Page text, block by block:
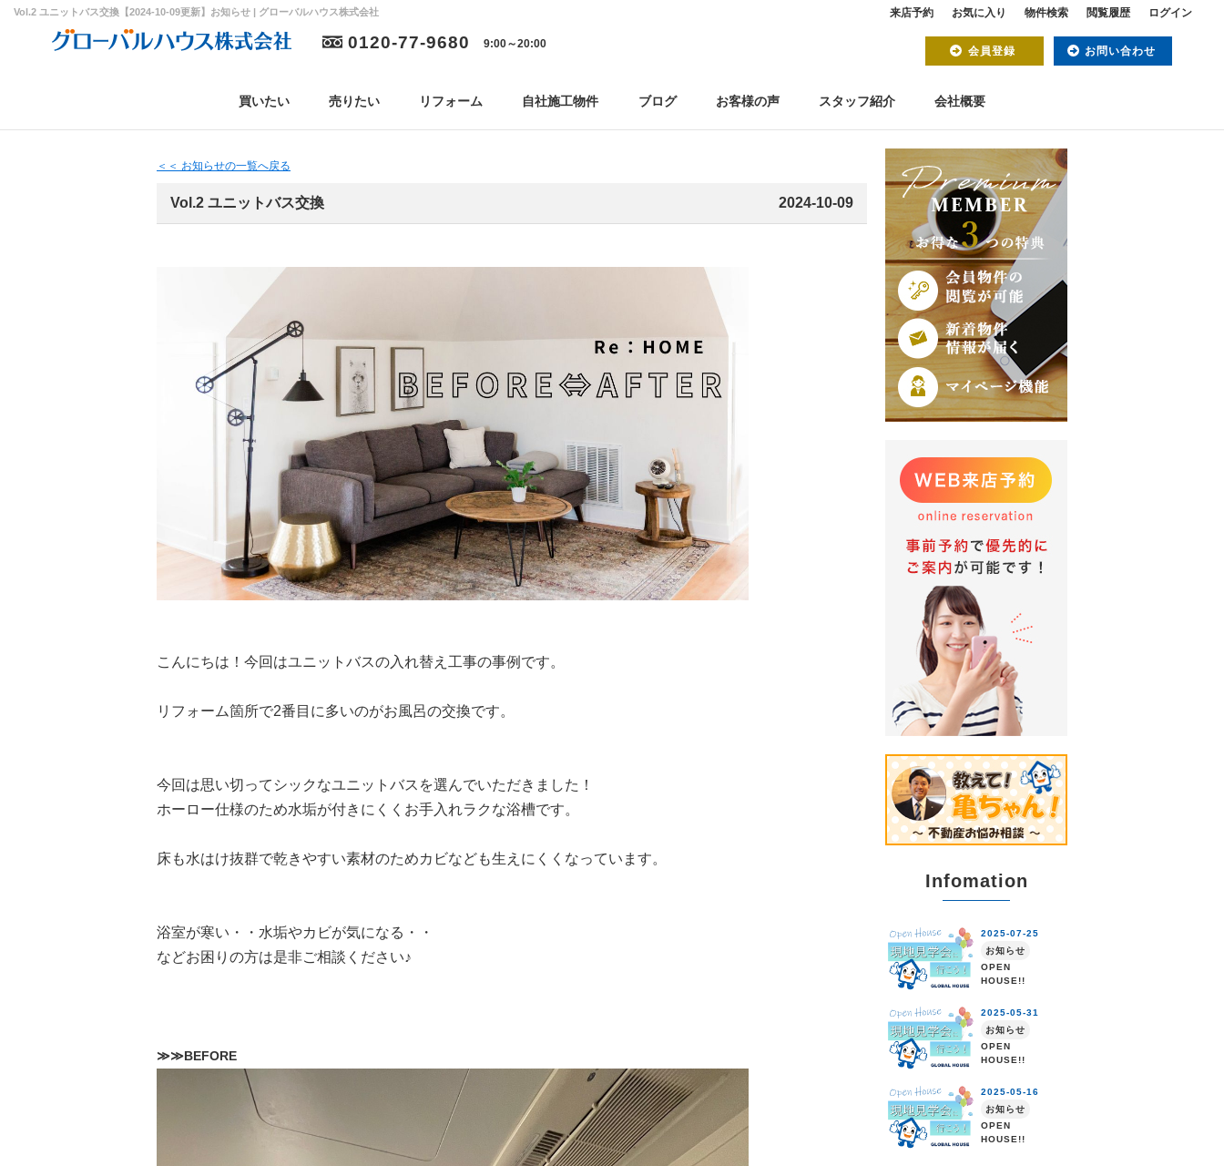
Vol.2 ユニットバス交換【2024-10-09更新】お知らせ | グローバルハウス株式会社 来店予約 お気に入り 物件検索 閲覧履歴 ログイン
0120-77-9680 9:00～20:00
会員登録 お問い合わせ
買いたい 売りたい リフォーム 自社施工物件 ブログ お客様の声 スタッフ紹介 会社概要
＜＜ お知らせの一覧へ戻る
Vol.2 ユニットバス交換 2024-10-09
こんにちは！今回はユニットバスの入れ替え工事の事例です。
リフォーム箇所で2番目に多いのがお風呂の交換です。
今回は思い切ってシックなユニットバスを選んでいただきました！
ホーロー仕様のため水垢が付きにくくお手入れラクな浴槽です。
床も水はけ抜群で乾きやすい素材のためカビなども生えにくくなっています。
浴室が寒い・・水垢やカビが気になる・・
などお困りの方は是非ご相談ください♪
≫≫BEFORE
Infomation